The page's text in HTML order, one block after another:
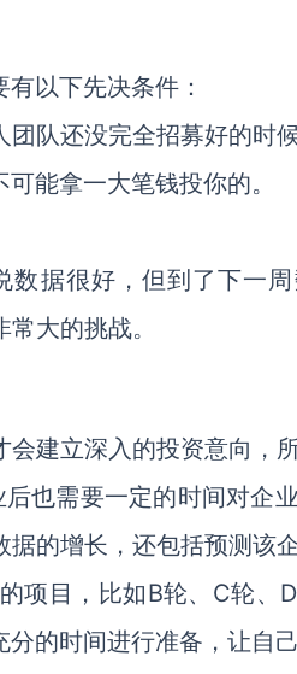
以下先决条件：
队还没完全招募好的时
能拿一大笔钱投你的。
数据很好，但到了下一
大的挑战。
建立深入的投资意向，
也需要一定的时间对企
的增长，还包括预测该
项目，比如B轮、C轮、
的时间进行准备，让自己